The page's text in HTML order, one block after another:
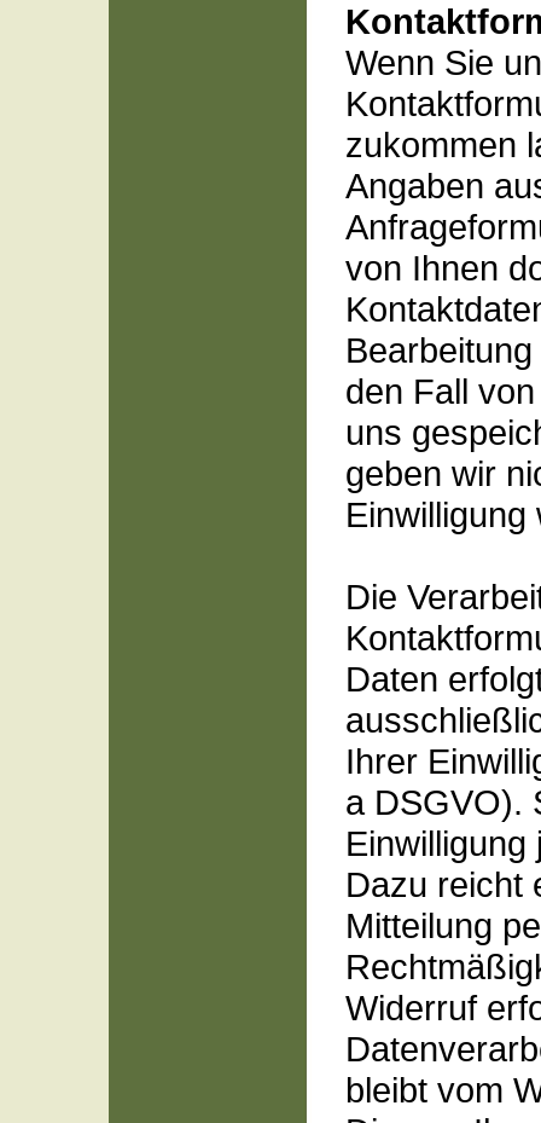
Wenn Sie
zukommen
Angaben
von Ihnen
den Fall
uns
geben wir
Einwilligung
Die
Daten
Ihrer
a DSGVO).
Dazu reicht
Mitteilung
Widerruf
bleibt vom